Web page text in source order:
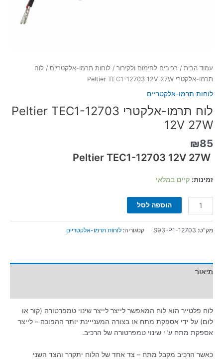
עמוד הבית / רכיבים לחימום ולקירור / לוחות תרמו-אלקטריים / לוח
תרמו-אלקטרי Peltier TEC1-12703 12V 27W
לוחות תרמו-אלקטריים
לוח תרמו-אלקטרי Peltier TEC1-12703
12V 27W
₪85
זמינות: קיים במלאי
הוספה לסל
מק"ט: S93-P1-12703 קטגוריה: לוחות תרמו-אלקטריים
תיאור
לוח פלטייר הוא לוח המאפשר לייצר לייצר שינוי טמפרטורה (קור או
לום) על ידי אספקת מתח או בצורה המענייינת יותר ההפוכה – לייצר
אספקת מתח ע"י שינוי טמפרטורה של הרכיב.
כאשר הרכיב מקבל מתח – צד אחד של הלוח יתקרר והצד השני